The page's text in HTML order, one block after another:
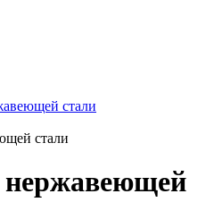
стали
стали
нержавеющей